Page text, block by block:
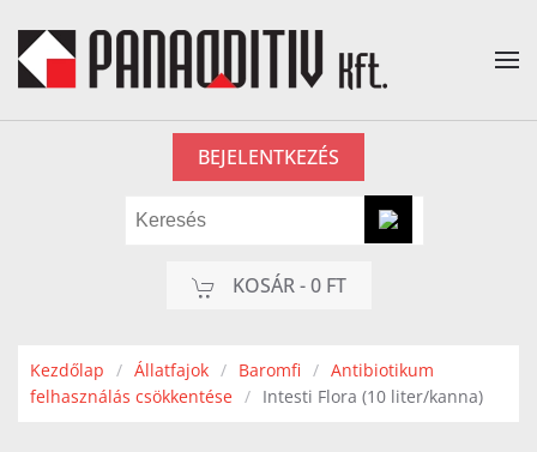
Fő tartalom átugrása
BEJELENTKEZÉS
KOSÁR -0 FT
Kezdőlap Állatfajok Baromfi
Antibiotikum
felhasználás csökkentése
Intesti Flora (10 liter/kanna)